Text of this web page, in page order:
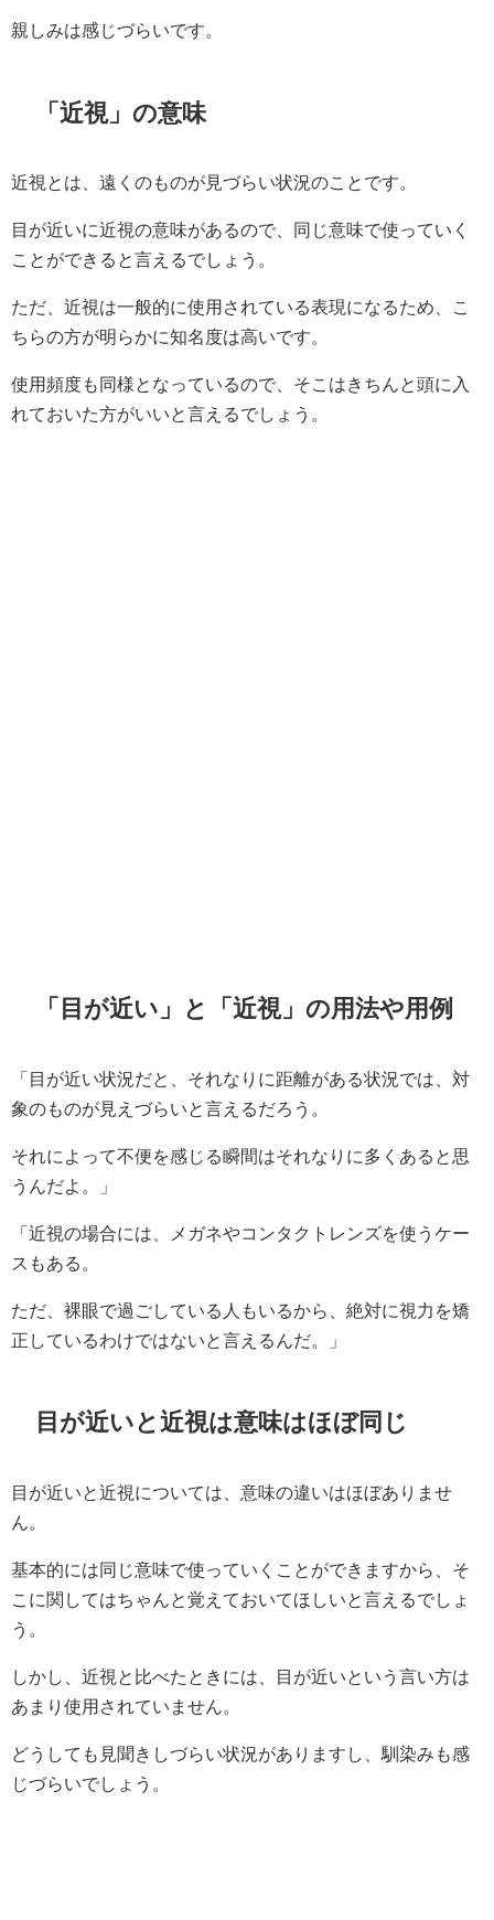
親しみは感じづらいです。
「近視」の意味
近視とは、遠くのものが見づらい状況のことです。
目が近いに近視の意味があるので、同じ意味で使っていく
ことができると言えるでしょう。
ただ、近視は一般的に使用されている表現になるため、こ
ちらの方が明らかに知名度は高いです。
使用頻度も同様となっているので、そこはきちんと頭に入
れておいた方がいいと言えるでしょう。
「目が近い」と「近視」の用法や用例
「目が近い状況だと、それなりに距離がある状況では、対
象のものが見えづらいと言えるだろう。
それによって不便を感じる瞬間はそれなりに多くあると思
うんだよ。」
「近視の場合には、メガネやコンタクトレンズを使うケー
スもある。
ただ、裸眼で過ごしている人もいるから、絶対に視力を矯
正しているわけではないと言えるんだ。」
目が近いと近視は意味はほぼ同じ
目が近いと近視については、意味の違いはほぼありませ
ん。
基本的には同じ意味で使っていくことができますから、そ
こに関してはちゃんと覚えておいてほしいと言えるでしょ
う。
しかし、近視と比べたときには、目が近いという言い方は
あまり使用されていません。
どうしても見聞きしづらい状況がありますし、馴染みも感
じづらいでしょう。